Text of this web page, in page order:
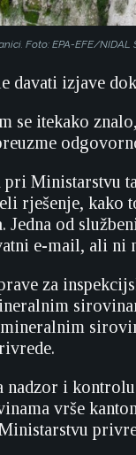
Foto: EPA-EFE/NIDAL
davati izjave
se itekako
pri Ministarstvu
rješenje, kako
Jedna od
e-mail, ali ni
za
nadzor i
vrše